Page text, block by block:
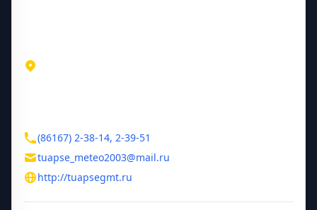
(86167) 2-38-14, 2-39-51
tuapse_meteo2003@mail.ru
http://tuapsegmt.ru